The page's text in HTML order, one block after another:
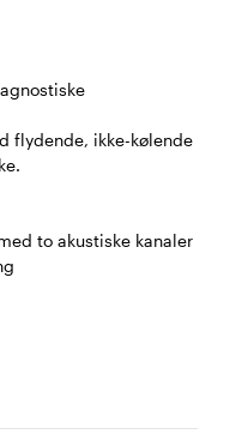
flydende, ikke-kølende
to akustiske kanaler